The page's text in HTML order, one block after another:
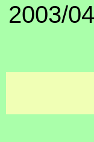
2003/04